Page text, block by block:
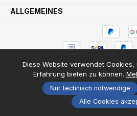
ALLGEMEINES
Bestellung
* Alle Preise inkl. gesetzl.
ggf. Nachnahmegebühren, wenn
Diese Website verwendet
Erfahrung bieten zu können.
Nur technisch notwendige
Alle Cookies